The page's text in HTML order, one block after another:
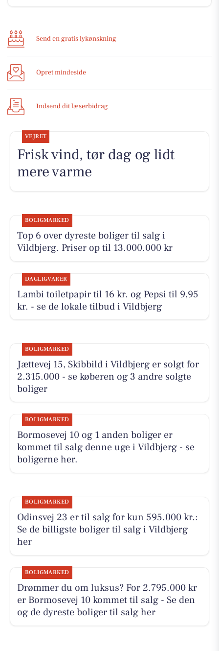
Send en gratis lykønskning
Opret mindeside
Indsend dit læserbidrag
VEJRET
Frisk vind, tør dag og lidt
mere varme
BOLIGMARKED
Top 6 over dyreste boliger til salg i
Vildbjerg. Priser op til 13.000.000 kr
DAGLIGVARER
Lambi toiletpapir til 16 kr. og Pepsi til 9,95
kr. - se de lokale tilbud i Vildbjerg
BOLIGMARKED
Jættevej 15, Skibbild i Vildbjerg er solgt for
2.315.000 - se køberen og 3 andre solgte
boliger
BOLIGMARKED
Bormosevej 10 og 1 anden boliger er
kommet til salg denne uge i Vildbjerg - se
boligerne her.
BOLIGMARKED
Odinsvej 23 er til salg for kun 595.000 kr.:
Se de billigste boliger til salg i Vildbjerg
her
BOLIGMARKED
Drømmer du om luksus? For 2.795.000 kr
er Bormosevej 10 kommet til salg - Se den
og de dyreste boliger til salg her